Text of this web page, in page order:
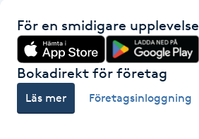
Hårborttagning
Hårbottenbehandling
Hårförlängning
För en smidigare upplevelse
Bokadirekt för företag
Läs mer Företagsinloggning